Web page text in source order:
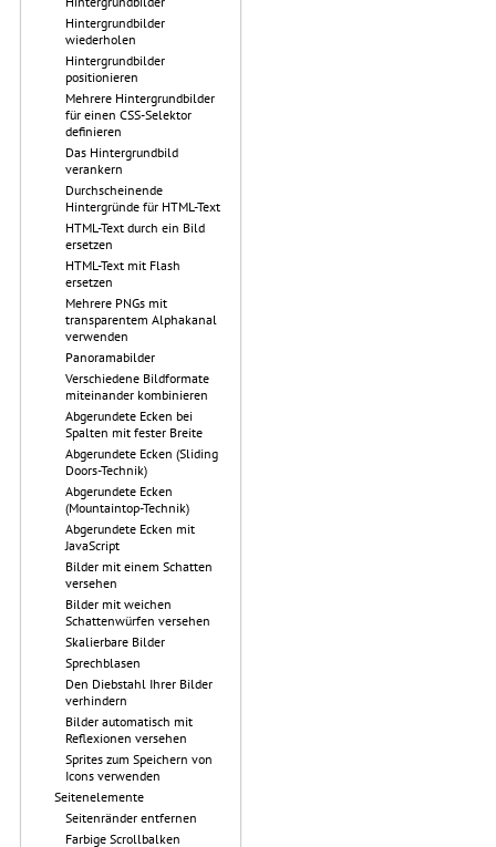
Hintergrundbilder
wiederholen
Hintergrundbilder
positionieren
Mehrere Hintergrundbilder
für einen CSS-Selektor
definieren
Das Hintergrundbild
verankern
Durchscheinende
Hintergründe für HTML-Text
HTML-Text durch ein Bild
ersetzen
HTML-Text mit Flash
ersetzen
Mehrere PNGs mit
transparentem Alphakanal
verwenden
Panoramabilder
Verschiedene Bildformate
miteinander kombinieren
Abgerundete Ecken bei
Spalten mit fester Breite
Abgerundete Ecken (Sliding
Doors-Technik)
Abgerundete Ecken
(Mountaintop-Technik)
Abgerundete Ecken mit
JavaScript
Bilder mit einem Schatten
versehen
Bilder mit weichen
Schattenwürfen versehen
Skalierbare Bilder
Sprechblasen
Den Diebstahl Ihrer Bilder
verhindern
Bilder automatisch mit
Reflexionen versehen
Sprites zum Speichern von
Icons verwenden
Seitenelemente
Seitenränder entfernen
Farbige Scrollbalken